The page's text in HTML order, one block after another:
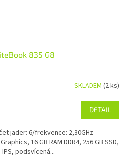
835 G8
SKLADEM (2 ks)
DETAIL
jader: 6/frekvence: 2,30GHz -
16 GB RAM DDR4, 256 GB SSD,
IPS, podsvícená...